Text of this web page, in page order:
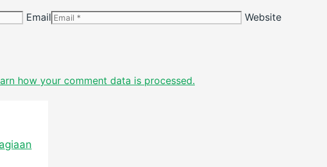
Email Website
how your comment data is processed.